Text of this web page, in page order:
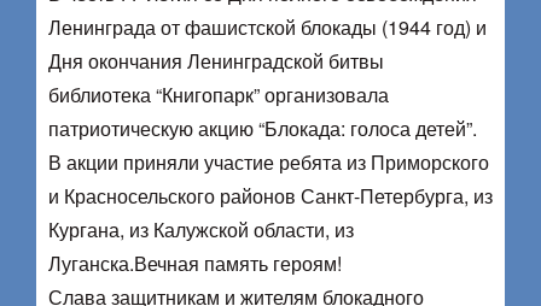
Ленинграда от фашистской блокады (1944 год) и
Дня окончания Ленинградской битвы
библиотека “Книгопарк” организовала
патриотическую акцию “Блокада: голоса детей”.
В акции приняли участие ребята из Приморского
и Красносельского районов Санкт-Петербурга, из
Кургана, из Калужской области, из
Луганска.Вечная память героям!
Слава защитникам и жителям блокадного